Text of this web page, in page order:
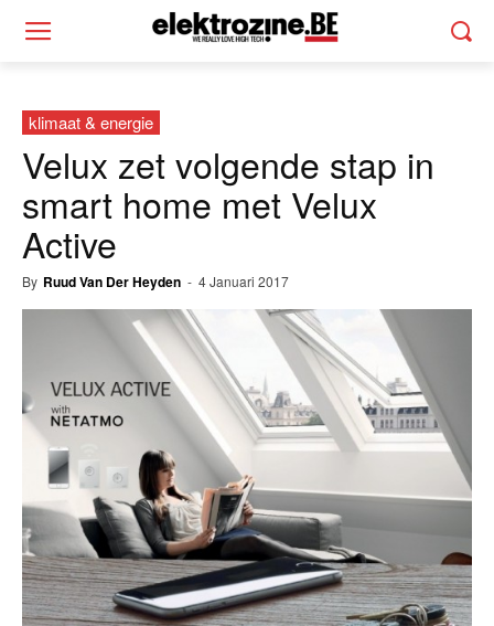
klimaat & energie
Velux zet volgende stap in
smart home met Velux
Active
By Ruud Van Der Heyden - 4 Januari 2017